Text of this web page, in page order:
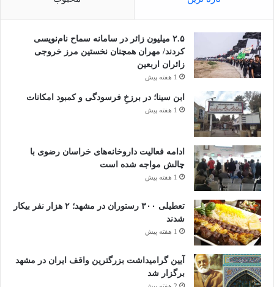
۲.۵ میلیون زائر در سامانه سماح نام‌نویسی
کردند/ مهران همچنان نخستین مرز خروجی
زائران اربعین
1 هفته پیش
ابن سینا؛ در برزخِ فرسودگی و کمبود امکانات
1 هفته پیش
ادامه فعالیت داروخانه‌های خراسان رضوی با
چالش مواجه شده است
1 هفته پیش
تعطیلی ۳۰۰ رستوران در مشهد؛ ۲ هزار نفر بیکار
شدند
1 هفته پیش
آیین گرامیداشت بزرگترین واقف ایران در مشهد
برگزار شد